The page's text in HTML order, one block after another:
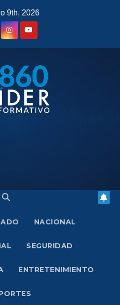
9th, 2026
NACIONAL
SEGURIDAD
ENTRETENIMIENTO